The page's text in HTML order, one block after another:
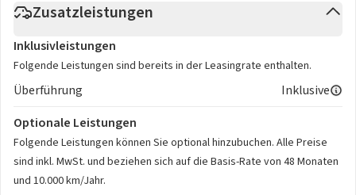
Zusatzleistungen
Inklusivleistungen
Folgende Leistungen sind bereits in der Leasingrate enthalten.
Überführung
Inklusive
Optionale Leistungen
Folgende Leistungen können Sie optional hinzubuchen. Alle Preise
sind inkl. MwSt. und beziehen sich auf die Basis-Rate von 48 Monaten
und 10.000 km/Jahr.